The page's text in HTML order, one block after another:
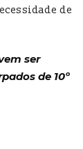
de
ser
de 10º